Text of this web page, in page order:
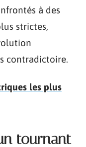
à des
strictes,
contradictoire.
les plus
tournant